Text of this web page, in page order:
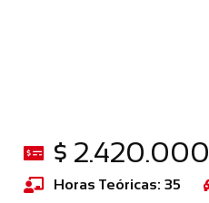
$ 2.420.000
Horas Teóricas: 35